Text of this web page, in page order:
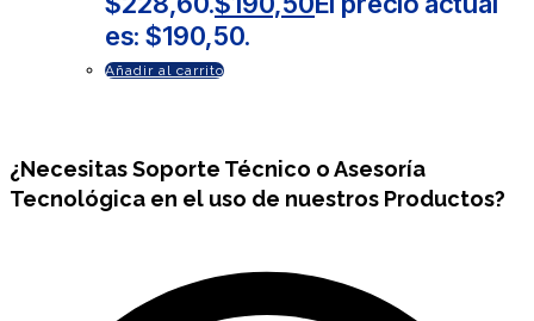
es: $190,50.
Añadir al carrito
¿NecesitasSoporte Técnico o Asesoría
Tecnológica en el uso de nuestros Productos?